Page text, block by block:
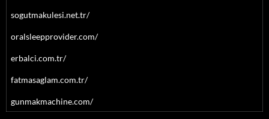
sogutmakulesi.net.tr/
oralsleepprovider.com/
erbalci.com.tr/
fatmasaglam.com.tr/
gunmakmachine.com/